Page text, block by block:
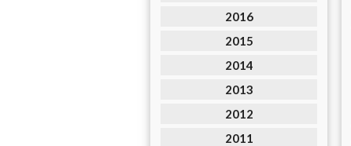
2016
2015
2014
2013
2012
2011